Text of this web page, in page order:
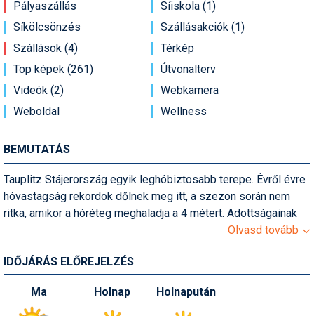
Pályázatok
Rajzok
Síbérletárak
Sícipő
Sífelszerelés
Sífutás
Símánia
Síoktatás
Pályaszállás
Síiskola (1)
Síkölcsönzés
Szállásakciók (1)
Szállások (4)
Térkép
Top képek (261)
Útvonalterv
Videók (2)
Webkamera
Weboldal
Wellness
BEMUTATÁS
Tauplitz Stájerország egyik leghóbiztosabb terepe. Évről évre
hóvastagság rekordok dőlnek meg itt, a szezon során nem
ritka, amikor a hóréteg meghaladja a 4 métert. Adottságainak
köszönhetően Tauplitz és környéke a freeriderek és
gyorsan fejlődik a pályák infrastruktúrája. Találunk itt minden
sífutópályákat is. Snowboardosok számára kevésbé ajánljuk,
Olvasd tovább
IDŐJÁRÁS ELŐREJELZÉS
Ma Holnap Holnapután